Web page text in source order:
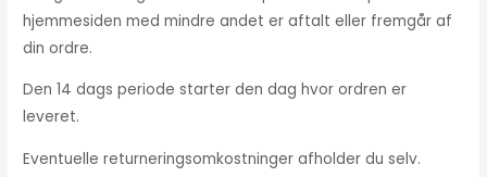
hjemmesiden med mindre andet er aftalt eller fremgår af
din ordre.
Den 14 dags periode starter den dag hvor ordren er
leveret.
Eventuelle returneringsomkostninger afholder du selv.